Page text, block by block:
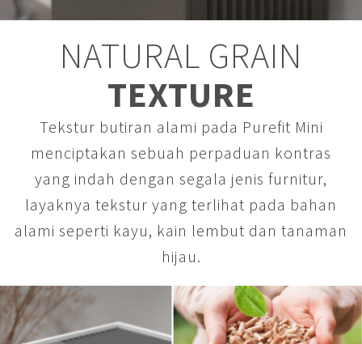
NATURAL GRAIN
TEXTURE
Tekstur butiran alami pada Purefit Mini
menciptakan sebuah perpaduan kontras
yang indah dengan segala jenis furnitur,
layaknya tekstur yang terlihat pada bahan
alami seperti kayu, kain lembut dan tanaman
hijau.